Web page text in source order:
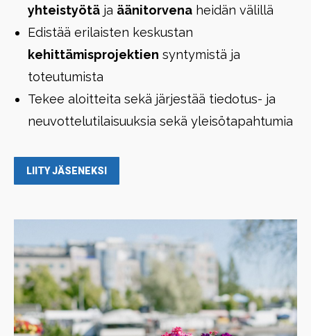
yhteistyötä ja äänitorvena heidän välillä
Edistää erilaisten keskustan
kehittämisprojektien syntymistä ja
toteutumista
Tekee aloitteita sekä järjestää tiedotus- ja
neuvottelutilaisuuksia sekä yleisötapahtumia
LIITY JÄSENEKSI